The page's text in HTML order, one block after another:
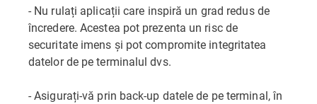
- Nu rulați aplicații care inspiră un grad redus de
încredere. Acestea pot prezenta un risc de
securitate imens și pot compromite integritatea
datelor de pe terminalul dvs.
- Asigurați-vă prin back-up datele de pe terminal, în